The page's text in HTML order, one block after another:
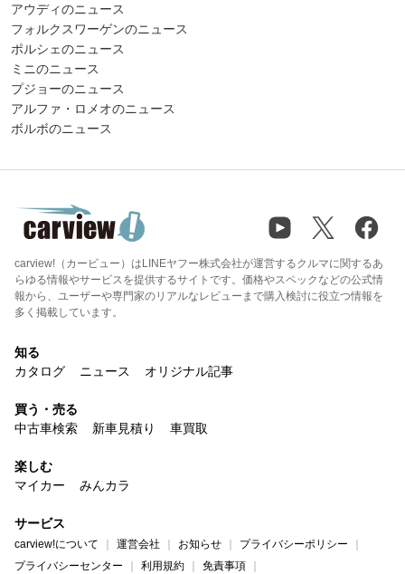
アウディのニュース
フォルクスワーゲンのニュース
ポルシェのニュース
ミニのニュース
プジョーのニュース
アルファ・ロメオのニュース
ボルボのニュース
carview!（カービュー）はLINEヤフー株式会社が運営するクルマに関するあ
らゆる情報やサービスを提供するサイトです。価格やスペックなどの公式情
報から、ユーザーや専門家のリアルなレビューまで購入検討に役立つ情報を
多く掲載しています。
知る
カタログ
ニュース オリジナル記事
買う・売る
中古車検索
新車見積り 車買取
楽しむ
マイカー
みんカラ
サービス
carview!について 運営会社 お知らせ
プライバシーポリシー
プライバシーセンター
利用規約 免責事項